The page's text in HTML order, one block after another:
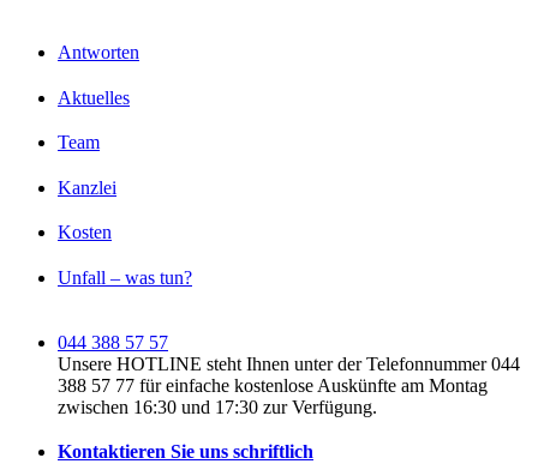
Antworten
Aktuelles
Team
Kanzlei
Kosten
Unfall – was tun?
044 388 57 57
Unsere HOTLINE steht Ihnen unter der Telefonnummer 044
388 57 77 für einfache kostenlose Auskünfte am Montag
zwischen 16:30 und 17:30 zur Verfügung.
Kontaktieren Sie uns schriftlich